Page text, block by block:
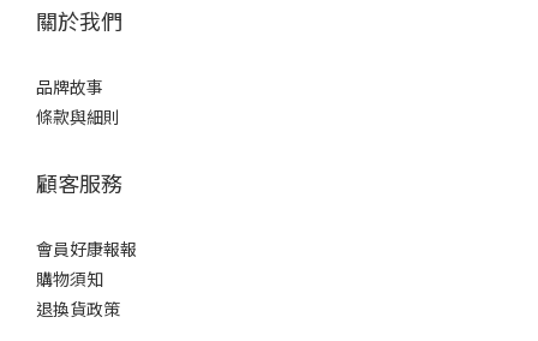
關於我們
品牌故事
條款與細則
顧客服務
會員好康報報
購物須知
退換貨政策